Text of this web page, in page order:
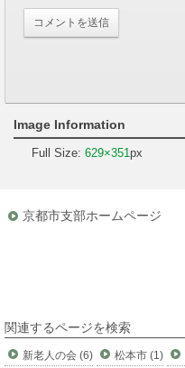
Image Information
Full Size: 629×351px
京都市支部ホームページ
関連するページを検索
新老人の会 (6) 松本市 (1)